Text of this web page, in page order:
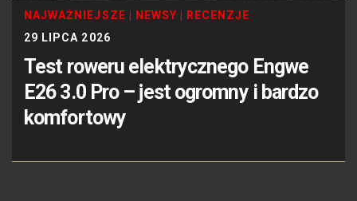
NAJWAŻNIEJSZE NEWSY
RECENZJE
29 LIPCA 2026
Test roweru elektrycznego Engwe
E26 3.0 Pro – jest ogromny i bardzo
komfortowy